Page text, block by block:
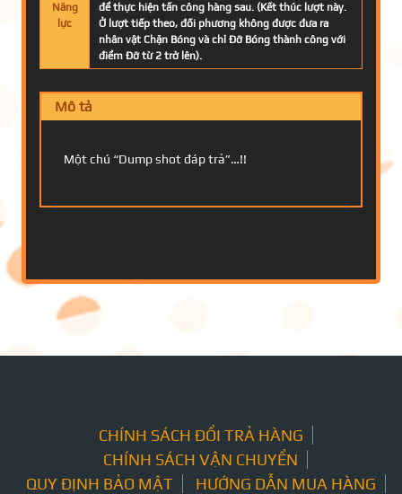
Năng
lực
để thực hiện tấn công hàng sau. (Kết thúc lượt này.
Ở lượt tiếp theo, đối phương không được đưa ra
nhân vật Chặn Bóng và chỉ Đỡ Bóng thành công với
điểm Đỡ từ 2 trở lên).
Mô tả
Một chú “Dump shot đáp trả”…!!
CHÍNH SÁCH ĐỔI TRẢ HÀNG
CHÍNH SÁCH VẬN CHUYỂN
QUY ĐỊNH BẢO MẬT
HƯỚNG DẪN MUA HÀNG